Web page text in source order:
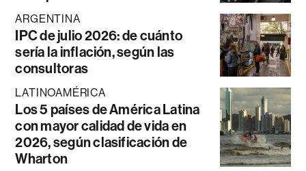
ARGENTINA
IPC de julio 2026: de cuánto
sería la inflación, según las
consultoras
LATINOAMÉRICA
Los 5 países de América Latina
con mayor calidad de vida en
2026, según clasificación de
Wharton